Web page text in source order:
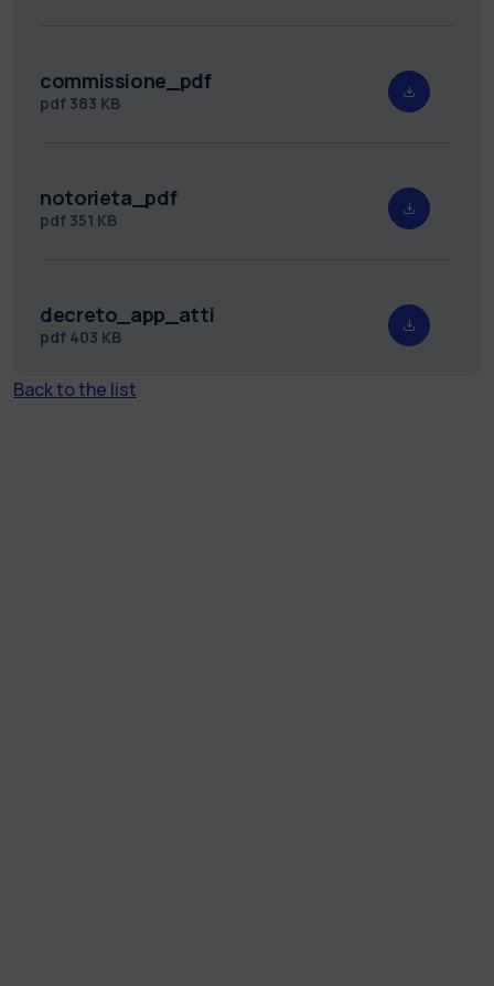
commissione_pdf
pdf 383 KB
notorieta_pdf
pdf 351 KB
decreto_app_atti
pdf 403 KB
Back to the list